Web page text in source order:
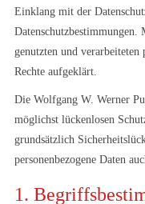
Einklang mit der
genutzten und verarbeiteten
Rechte aufgeklärt.
Die Wolfgang W. Werner
möglichst lückenlosen
grundsätzlich
personenbezogene Daten
1.